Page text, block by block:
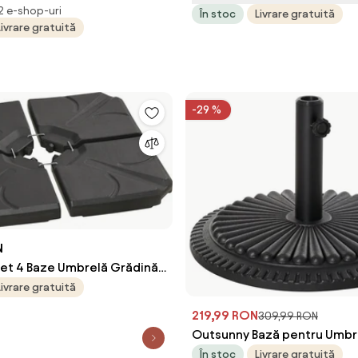
pentru Umbrelă
| Aosom Romania
e-shop-uri
gratuită
4,8cm, 16Kg, Ideală pentru
În stoc
Livrare gratuită
4 Baze Umbrelă Grădină
Rezistente la
gratuită
-29 %
219,99 RON309,99 RON
Outsunny Bază pentru
Soare, din Plastic Rezistent,
În stoc Livrare gratuită